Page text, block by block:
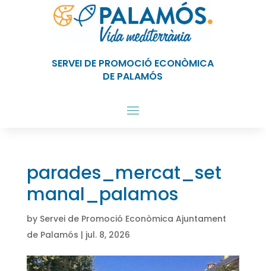
SERVEI DE PROMOCIÓ ECONÒMICA
DE PALAMÓS
parades_mercat_set
manal_palamos
by Servei de Promoció Econòmica Ajuntament
de Palamós | jul. 8, 2026